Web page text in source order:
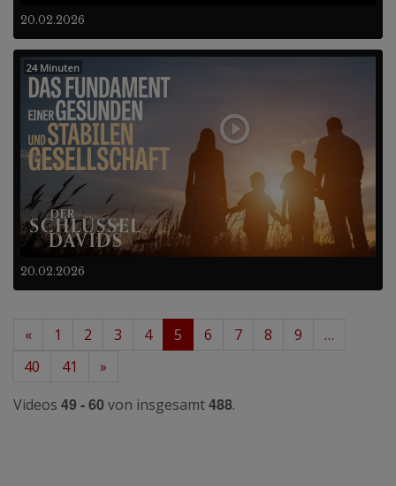
20.02.2026
20.02.2026
24 Minuten
« 1 2 3 4 5 6 7 8 9
…
40
41
»
Videos 49 - 60 von insgesamt488.